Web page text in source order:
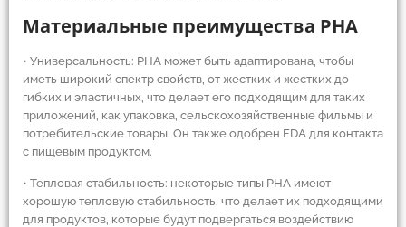
Материальные преимущества PHA
• Универсальность: PHA может быть адаптирована, чтобы
иметь широкий спектр свойств, от жестких и жестких до
гибких и эластичных, что делает его подходящим для таких
приложений, как упаковка, сельскохозяйственные фильмы и
потребительские товары. Он также одобрен FDA для контакта
с пищевым продуктом.
• Тепловая стабильность: некоторые типы PHA имеют
хорошую тепловую стабильность, что делает их подходящими
для продуктов, которые будут подвергаться воздействию